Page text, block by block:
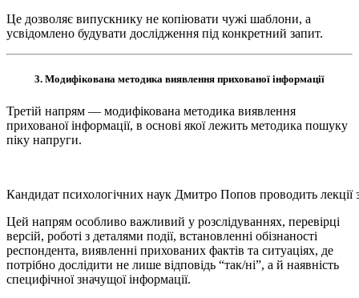
Це дозволяє випускнику не копіювати чужі шаблони, а
усвідомлено будувати дослідження під конкретний запит.
3. Модифікована методика виявлення прихованої інформації
Третій напрям — модифікована методика виявлення
прихованої інформації, в основі якої лежить методика пошуку
піку напруги.
Кандидат психологічних наук Дмитро Попов проводить лекції
Цей напрям особливо важливий у розслідуваннях, перевірці
версій, роботі з деталями події, встановленні обізнаності
респондента, виявленні прихованих фактів та ситуаціях, де
потрібно дослідити не лише відповідь “так/ні”, а й наявність
специфічної значущої інформації.